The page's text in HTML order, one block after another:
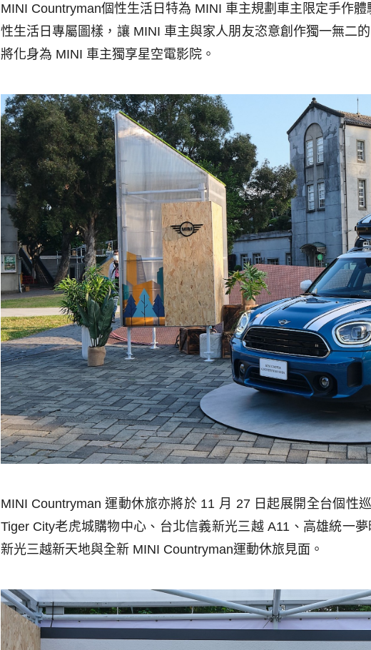
MINI Countryman個性生活日特為 MINI 車主規劃車主限定手作
性生活日專屬圖樣，讓 MINI 車主與家人朋友恣意創作獨一無二
將化身為 MINI 車主獨享星空電影院。
MINI Countryman運動休旅亦將於 11 月 27 日起展開全台個性
Tiger City老虎城購物中心、台北信義新光三越 A11 、高雄統一
新光三越新天地與全新 MINI Countryman運動休旅見面。